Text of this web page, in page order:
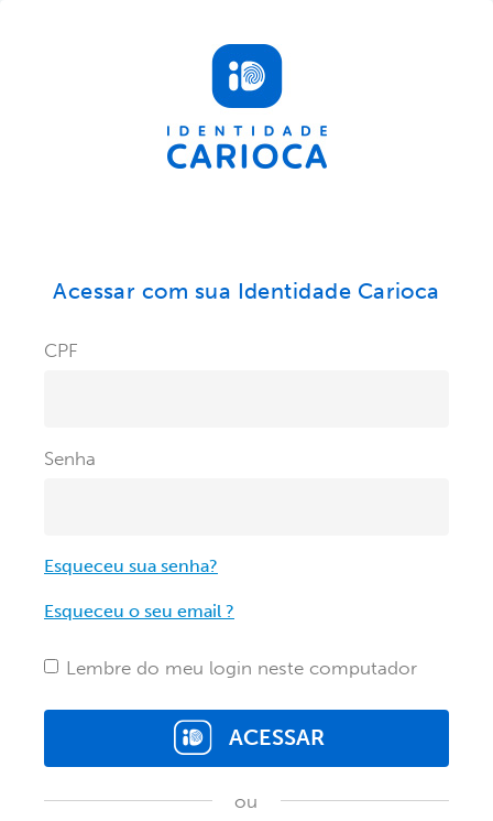
Acessar com sua Identidade Carioca
CPF
Senha
Esqueceu sua senha?
Esqueceu o seu email ?
Lembre do meu login neste computador
ACESSAR
ou